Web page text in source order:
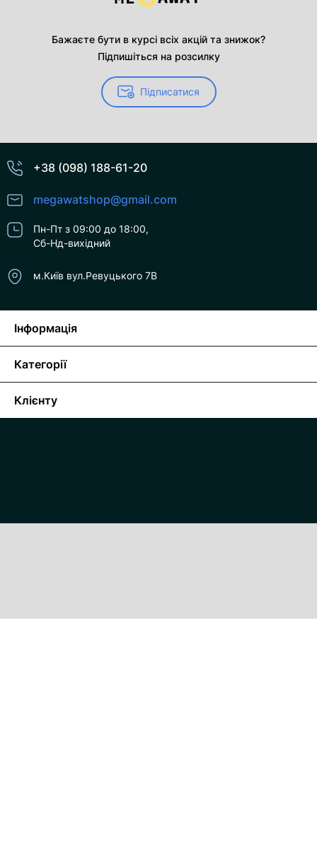
Бажаєте бути в курсі всіх акцій та знижок?
Підпишіться на розсилку
Підписатися
+38 (098) 188-61-20
megawatshop@gmail.com
Пн-Пт з 09:00 до 18:00,
Сб-Нд-вихідний
м.Київ вул.Ревуцького 7В
Інформація
Категорії
Клієнту